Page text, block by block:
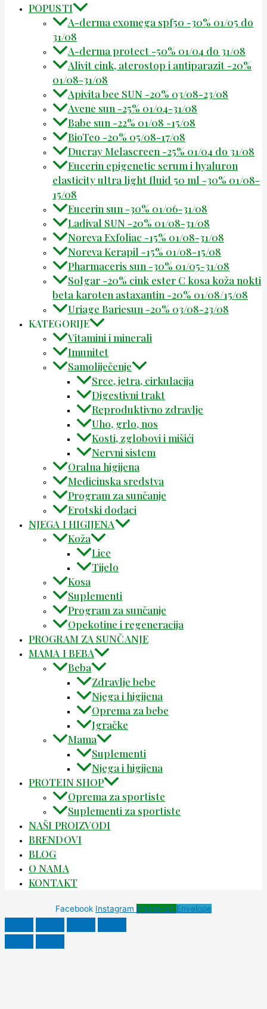
POPUSTI
A-derma exomega spf50 -30% 01/05 do
31/08
A-derma protect -50% 01/04 do 31/08
Alivit cink, aterostop i antiparazit -20%
01/08-31/08
Apivita bee SUN -20% 03/08-23/08
Avene sun -25% 01/04-31/08
Babe sun -22% 01/08 -15/08
BioTeo -20% 05/08-17/08
Ducray Melascreen -25% 01/04 do 31/08
Eucerin epigenetic serum i hyaluron
elasticity ultra light fluid 50 ml -30% 01/08-
15/08
Eucerin sun -30% 01/06-31/08
Ladival SUN -20% 01/08-31/08
Noreva Exfoliac -15% 01/08-31/08
Noreva Kerapil -15% 01/08-15/08
Pharmaceris sun -30% 01/05-31/08
Solgar -20% cink ester C kosa koža nokti
beta karoten astaxantin -20% 01/08/15/08
Uriage Bariesun -20% 03/08-23/08
KATEGORIJE
Vitamini i minerali
Imunitet
Samoliječenje
Srce, jetra, cirkulacija
Digestivni trakt
Reproduktivno zdravlje
Uho, grlo, nos
Kosti, zglobovi i mišići
Nervni sistem
Oralna higijena
Medicinska sredstva
Program za sunčanje
Erotski dodaci
NJEGA I HIGIJENA
Koža
Lice
Tijelo
Kosa
Suplementi
Program za sunčanje
Opekotine i regeneracija
PROGRAM ZA SUNČANJE
MAMA I BEBA
Beba
Zdravlje bebe
Njega i higijena
Oprema za bebe
Igračke
Mama
Suplementi
Njega i higijena
PROTEIN SHOP
Oprema za sportiste
Suplementi za sportiste
NAŠI PROIZVODI
BRENDOVI
BLOG
O NAMA
KONTAKT
Facebook Instagram Phone-alt Envelope